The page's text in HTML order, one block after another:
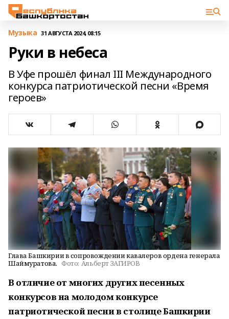
Музыка 31 АВГУСТА 2024, 08:15
Руки в небеса
В Уфе прошёл финал III Международного
конкурса патриотической песни «Время
героев»
Глава Башкирии в сопровождении кавалеров ордена генерала
Шаймуратова. Фото: Альберт ЗАГИРОВ
В отличие от многих других песенных
конкурсов на молодом конкурсе
патриотической песни в столице Башкирии